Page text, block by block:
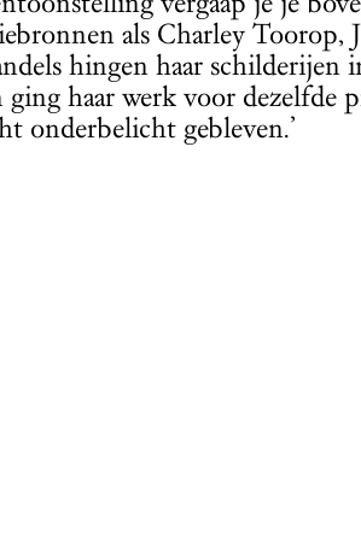
als Charley Toorop,
hingen haar schilderijen
ging haar werk voor dezelfde
onderbelicht gebleven.’